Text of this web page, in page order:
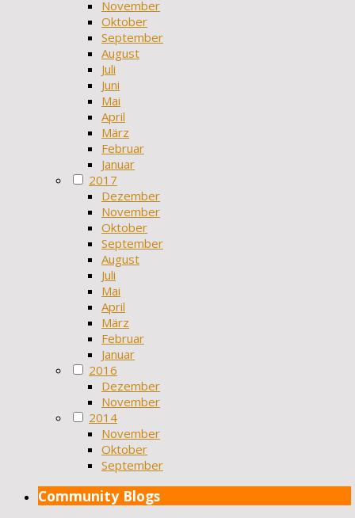
November
Oktober
September
August
Juli
Juni
Mai
April
März
Februar
Januar
2017
Dezember
November
Oktober
September
August
Juli
Mai
April
März
Februar
Januar
2016
Dezember
November
2014
November
Oktober
September
Community Blogs